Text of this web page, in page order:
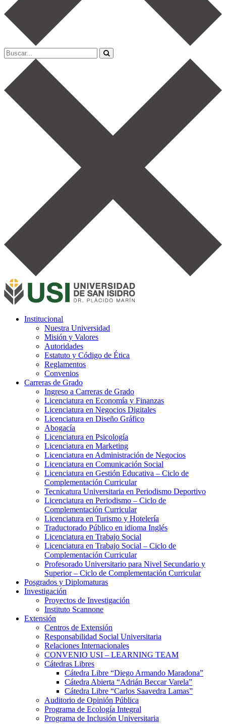
Institucional
Nuestra Universidad
Misión y Valores
Autoridades
Estatuto y Código de Ética
Reglamentos
Convenios
Carreras de Grado
Ingreso a Carreras de Grado
Licenciatura en Economía y Finanzas
Licenciatura en Negocios Digitales
Licenciatura en Diseño Gráfico
Abogacía
Licenciatura en Psicología
Licenciatura en Marketing
Licenciatura en Administración de Negocios
Licenciatura en Comunicación Social
Licenciatura en Gestión Educativa – Ciclo de
Complementación Curricular
Tecnicatura Universitaria en Periodismo Deportivo
Licenciatura en Periodismo – Ciclo de
Complementación Curricular
Licenciatura en Turismo y Hotelería
Traductorado Público en idioma Inglés
Licenciatura en Trabajo Social
Licenciatura en Trabajo Social – Ciclo de
Complementación Curricular
Profesorado Universitario para Nivel Secundario y
Superior – Ciclo de Complementación Curricular
Posgrados y Diplomaturas
Investigación
Proyectos de Investigación
Instituto Scannone
Extensión
Centros de Extensión
Responsabilidad Social Universitaria
Relaciones Internacionales
CONVENIO USI – LEARNING TEAM
Cátedras Libres
Cátedra Libre “Diego Armando Maradona”
Cátedra Abierta “Adrián Beccar Varela”
Cátedra Libre “Carlos Saavedra Lamas”
Auditorio de Opinión Pública
Programa de Ecología Integral
Programa de Inclusión Universitaria